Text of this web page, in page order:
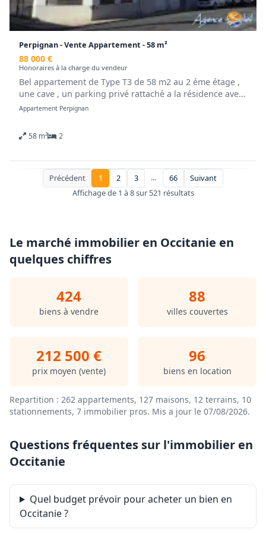
Perpignan - Vente Appartement - 58 m²
88 000 €
Honoraires à la charge du vendeur
Bel appartement de Type T3 de 58 m2 au 2 éme étage ,
une cave , un parking privé rattaché a la résidence avec
place libre .
équipée , deux chambres , un hall d'entrée , une salle
d'eau , un wc .
loyer 600 € charges 70 € ;Locataire sérieux., bail depuis
2023. Aucun travaux a prévoir .Affaire a saisir!
Idéal investisseur! Contactez Sabine Trédez au 06-40-12-
Honoraires à la charge du vendeur. Dans une
cours. Classe énergie C, Classe climat C Montant estimé
des dépenses annuelles d'énergie pour un usage
exposé sont disponibles sur le site Géorisques :
georisques.gouv.fr.
Appartement Perpignan
58 m² 2
Précédent 1 2 3 ... 66
Suivant
Affichage de 1 à 8 sur 521 résultats
Le marché immobilier en Occitanie en
quelques chiffres
424
biens à vendre
88
villes couvertes
212 500 €
prix moyen (vente)
96
biens en location
Repartition : 262 appartements, 127 maisons, 12 terrains, 10
stationnements, 7 immobilier pros. Mis a jour le 07/08/2026.
Questions fréquentes sur l'immobilier en
Occitanie
Quel budget prévoir pour acheter un bien en
Occitanie ?